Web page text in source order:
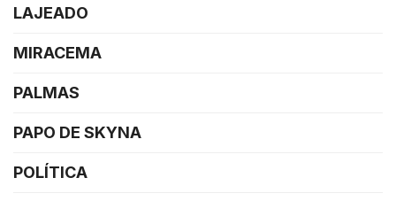
LAJEADO
MIRACEMA
PALMAS
PAPO DE SKYNA
POLÍTICA